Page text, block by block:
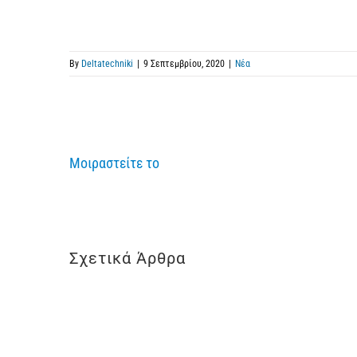
By Deltatechniki | 9 Σεπτεμβρίου, 2020 | Νέα
Μοιραστείτε το
Σχετικά Άρθρα